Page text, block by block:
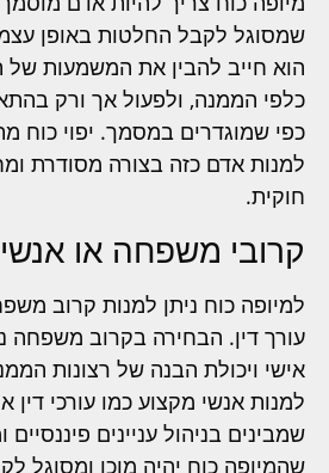
שמסוגל לקבל החלטות באופן
הוא חייב להבין את המשמעות של
כלפי הממנה, ולפעול אך ורק
כפי שמוגדרים במסמך. יפוי
למנות אדם כזה בצורה מסודרת
חוקית.
קרובי משפחה או
למיופה כוח ניתן למנות קרוב
עורך דין. הבחירה בקרוב משפחה
אישי ויכולת הבנה של רצונות
למנות אנשי מקצוע כמו עורכי דין
שמבינים בניהול עניינים
שהמיופה כוח יהיה מוכן ומסוגל